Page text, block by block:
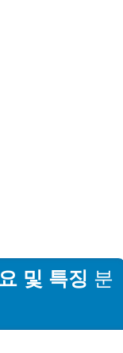
및 특징 분